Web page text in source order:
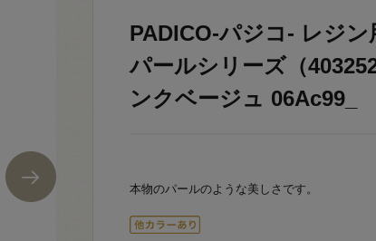
PADICO-パジコ- レジ
パールシリーズ（
ンクベージュ 06Ac99_
本物のパールのような美しさです。